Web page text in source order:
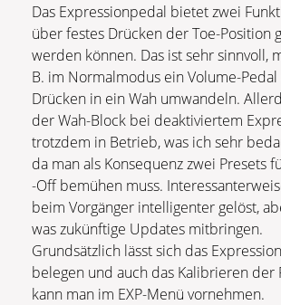
Das Expressionpedal bietet zwei
über festes Drücken der Toe-Position
werden können. Das ist sehr sinnvoll,
B. im Normalmodus ein Volume-
Drücken in ein Wah umwandeln.
der Wah-Block bei deaktiviertem
trotzdem in Betrieb, was ich sehr
da man als Konsequenz zwei Presets
-Off bemühen muss.
beim Vorgänger intelligenter gelöst,
was zukünftige Updates mitbringen.
Grundsätzlich lässt sich das
belegen und auch das Kalibrieren der
kann man im EXP-Menü vornehmen.